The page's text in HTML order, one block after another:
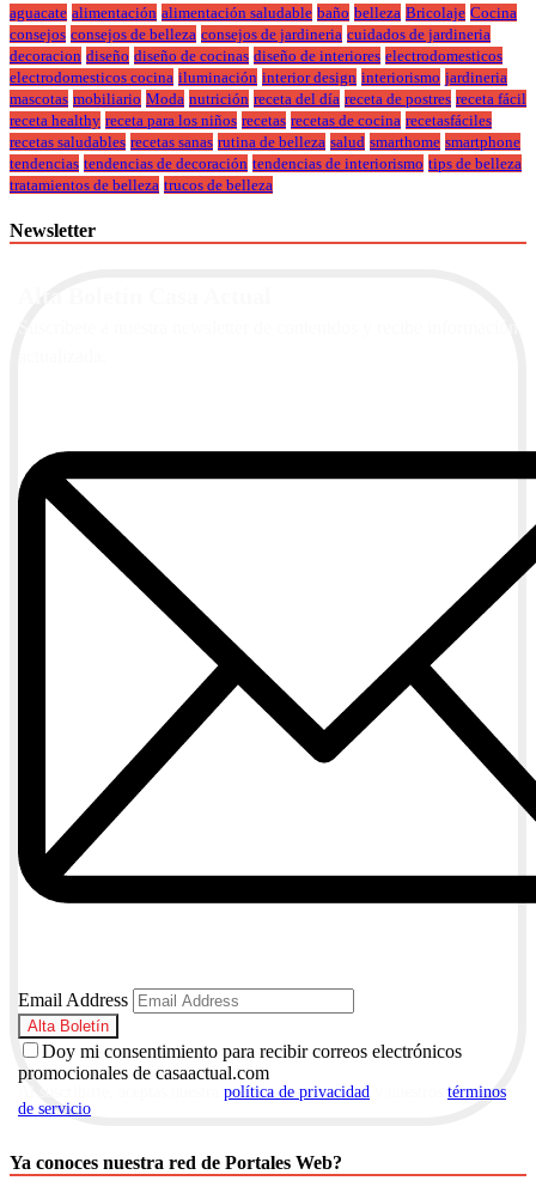
aguacate alimentación alimentación saludable baño belleza Bricolaje Cocina
consejos consejos de belleza consejos de jardineria cuidados de jardineria
decoracion diseño diseño de cocinas diseño de interiores electrodomesticos
electrodomesticos cocina iluminación interior design interiorismo jardineria
mascotas mobiliario Moda nutrición receta del día receta de postres receta fácil
receta healthy receta para los niños recetas recetas de cocina recetasfáciles
recetas saludables recetas sanas rutina de belleza salud smarthome smartphone
tendencias tendencias de decoración tendencias de interiorismo tips de belleza
tratamientos de belleza trucos de belleza
Newsletter
Email Address
Doy mi consentimiento para recibir correos electrónicos
promocionales de casaactual.com
política de privacidad
términos
de servicio
Ya conoces nuestra red de Portales Web?